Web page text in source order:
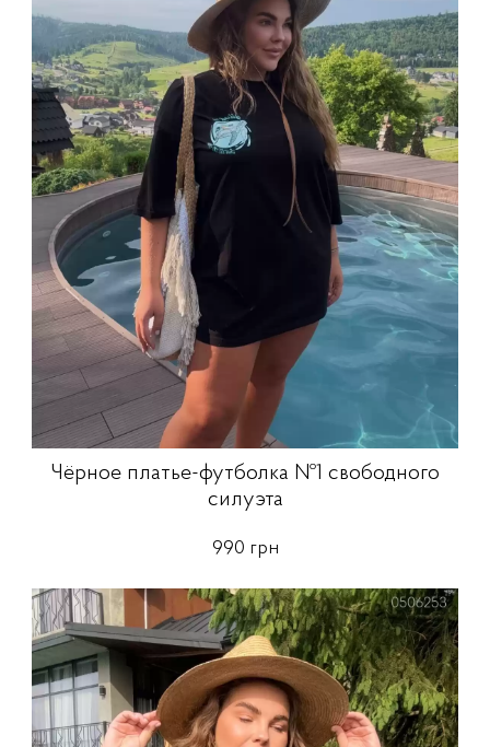
Чёрное платье-футболка №1 свободного
силуэта
990 грн